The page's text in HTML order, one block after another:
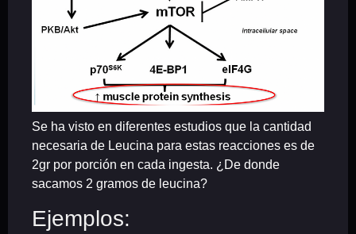
Se ha visto en diferentes estudios que la cantidad
necesaria de Leucina para estas reacciones es de
2gr por porción en cada ingesta. ¿De donde
sacamos 2 gramos de leucina?
Ejemplos: